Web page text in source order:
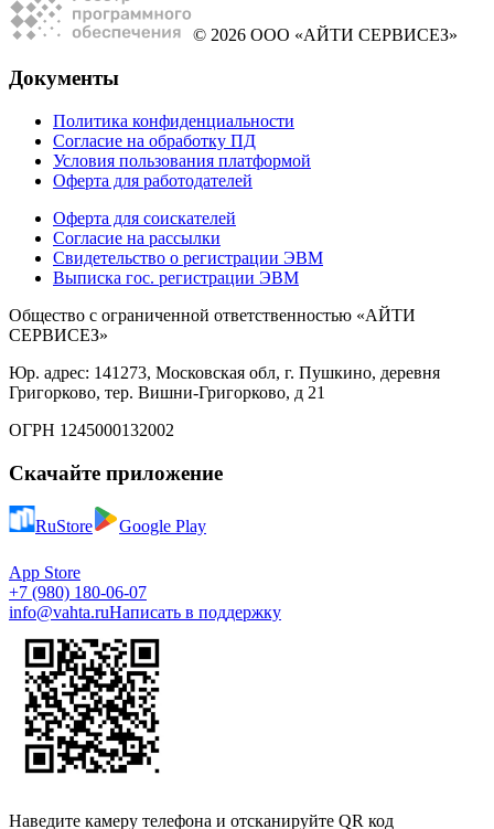
© 2026 ООО «АЙТИ СЕРВИСЕЗ»
Документы
Политика конфиденциальности
Согласие на обработку ПД
Условия пользования платформой
Оферта для работодателей
Оферта для соискателей
Согласие на рассылки
Свидетельство о регистрации ЭВМ
Выписка гос. регистрации ЭВМ
Общество с ограниченной ответственностью «АЙТИ
СЕРВИСЕЗ»
Юр. адрес: 141273, Московская обл, г. Пушкино, деревня
Григорково, тер. Вишни-Григорково, д 21
ОГРН 1245000132002
Скачайте приложение
RuStore Google Play
App Store
+7 (980) 180-06-07
info@vahta.ruНаписать в поддержку
Наведите камеру телефона и отсканируйте QR код